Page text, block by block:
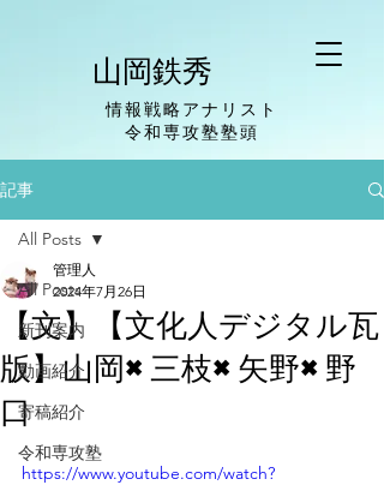
山岡鉄秀
情報戦略アナリスト
​令和専攻塾塾頭
記事
All Posts
新刊案内
動画紹介
寄稿紹介
令和専攻塾
All Posts
【文】【文化人デジタル瓦
版】山岡×三枝×矢野×野
口
管理人
2024年7月26日
https://www.youtube.com/watch?